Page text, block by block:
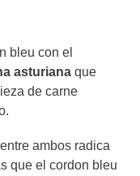
bleu con el
asturiana que
de carne
ambos radica
que el cordon bleu